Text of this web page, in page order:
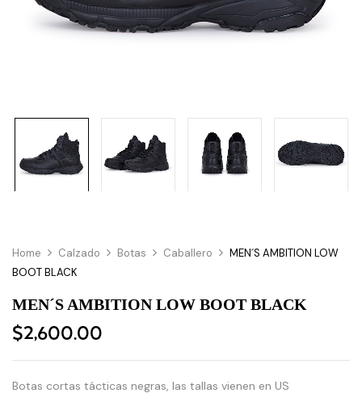
Home Calzado Botas Caballero
MEN´S AMBITION LOW
BOOT BLACK
MEN´S AMBITION LOW BOOT BLACK
$2,600.00
Botas cortas tácticas negras, las tallas vienen en US